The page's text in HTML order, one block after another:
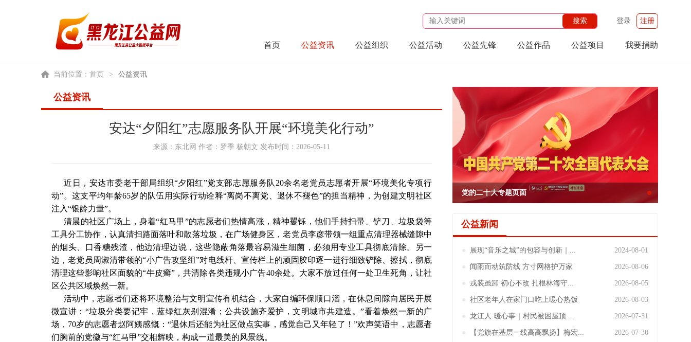
登录 注册
首页 公益资讯 公益组织 公益活动 公益先锋 公益作品 公益项目 我要捐助
当前位置： 首页 > 公益资讯
党的二十大专题页面
公益新闻
2024-08-01
展现“音乐之城”的包容与创新｜...
2026-08-06
闻雨而动筑防线 方寸网格护万家
2026-08-05
戎装虽卸 初心不改 扎根林海守...
2026-08-03
社区老年人在家门口吃上暖心热饭
2026-07-31
龙江人·暖心事｜村民被困屋顶 ...
2026-07-30
【党旗在基层一线高高飘扬】梅宏...
公益资讯
安达“夕阳红”志愿服务队开展“环境美化行动”
来源：东北网 作者：罗季 杨朝文 发布时间：2026-05-11
近日，安达市委老干部局组织“夕阳红”党支部志愿服务队20余名老党员志愿者开展“环境美化专项行
动”。这支平均年龄65岁的队伍用实际行动诠释“离岗不离党、退休不褪色”的担当精神，为创建文明社区
注入“银龄力量”。
清晨的社区广场上，身着“红马甲”的志愿者们热情高涨，精神矍铄，他们手持扫帚、铲刀、垃圾袋等
工具分工协作，认真清扫路面落叶和散落垃圾，在广场健身区，老党员李彦带领一组重点清理器械缝隙中
的烟头、口香糖残渣，他边清理边说，这些隐蔽角落最容易滋生细菌，必须用专业工具彻底清除。另一
边，老党员周淑清带领的“小广告攻坚组”对电线杆、宣传栏上的顽固胶印逐一进行细致铲除、擦拭，彻底
清理这些影响社区面貌的“牛皮癣”，共清除各类违规小广告40余处。大家不放过任何一处卫生死角，让社
区公共区域焕然一新。
活动中，志愿者们还将环境整治与文明宣传有机结合，大家自编环保顺口溜，在休息间隙向居民开展
微宣讲：“垃圾分类要记牢，蓝绿红灰别混淆；公共设施齐爱护，文明城市共建造。”看着焕然一新的广
场，70岁的志愿者赵阿姨感慨：“退休后还能为社区做点实事，感觉自己又年轻了！”欢声笑语中，志愿者
们胸前的党徽与“红马甲”交相辉映，构成一道最美的风景线。